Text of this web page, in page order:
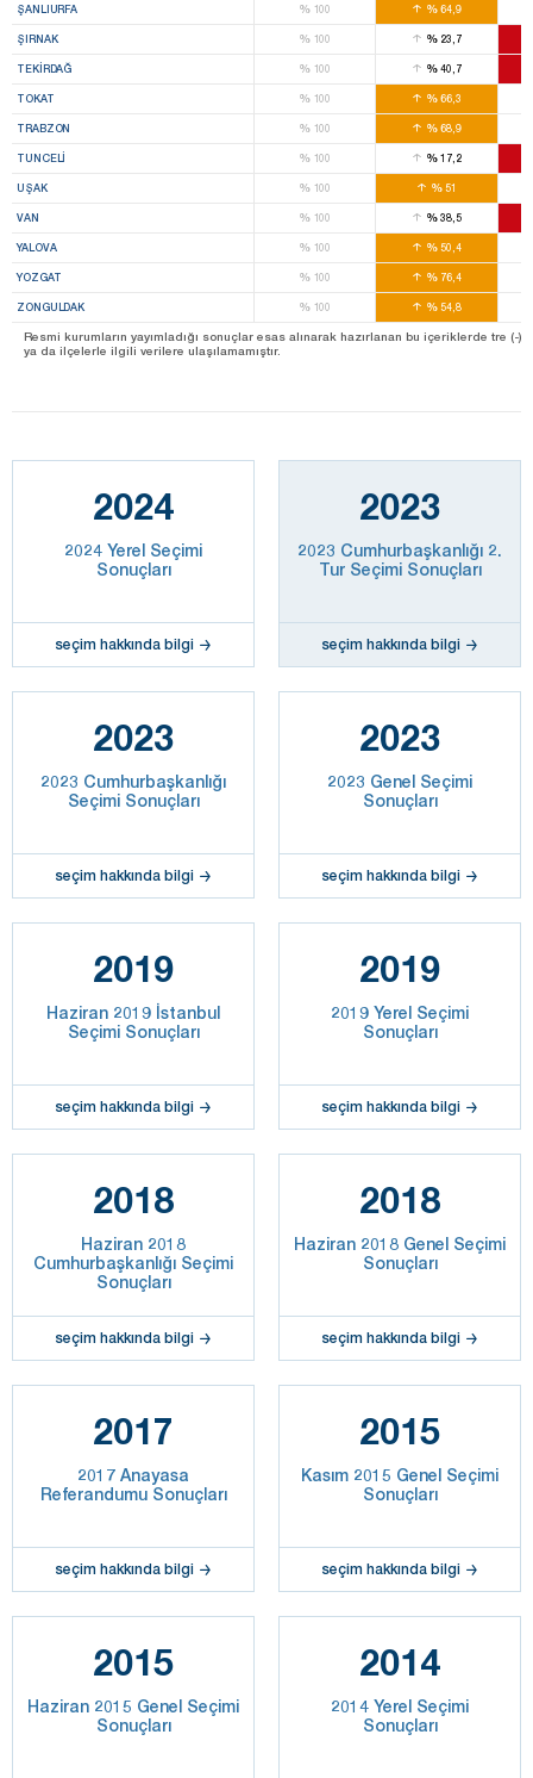
ŞANLIURFA %100 %64,9
ŞIRNAK %100 %23,7
TEKIRDAĞ %100 %40,7
TOKAT %100 %66,3
TRABZON %100 %68,9
TUNCELI %100 %17,2
UŞAK %100 %51
VAN %100 %38,5
YALOVA %100 %50,4
YOZGAT %100 %76,4
ZONGULDAK %100 %54,8
Resmi kurumların yayımladığı sonuçlar esas alınarak hazırlanan bu içeriklerde tre (-)
ya da ilçelerle ilgili verilere ulaşılamamıştır.
2024
2024 Yerel Seçimi
Sonuçları
seçim hakkında bilgi
2023
2023 Cumhurbaşkanlığı 2.
Tur Seçimi Sonuçları
seçim hakkında bilgi
2023
2023 Cumhurbaşkanlığı
Seçimi Sonuçları
seçim hakkında bilgi
2023
2023 Genel Seçimi
Sonuçları
seçim hakkında bilgi
2019
Haziran 2019 İstanbul
Seçimi Sonuçları
seçim hakkında bilgi
2019
2019 Yerel Seçimi
Sonuçları
seçim hakkında bilgi
2018
Haziran 2018
Cumhurbaşkanlığı Seçimi
Sonuçları
seçim hakkında bilgi
2018
Haziran 2018 Genel Seçimi
Sonuçları
seçim hakkında bilgi
2017
2017 Anayasa
Referandumu Sonuçları
seçim hakkında bilgi
2015
Kasım 2015 Genel Seçimi
Sonuçları
seçim hakkında bilgi
2015
Haziran 2015 Genel Seçimi
Sonuçları
2014
2014 Yerel Seçimi
Sonuçları